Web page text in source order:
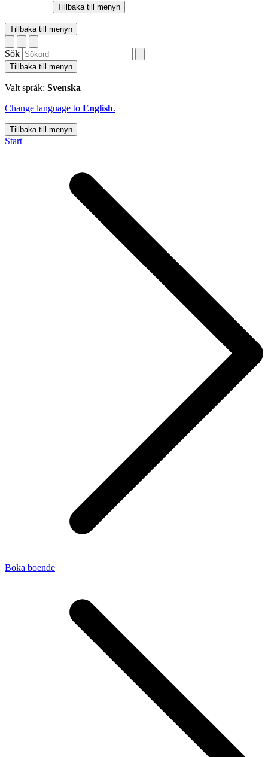
Tillbaka till menyn
Tillbaka till menyn
Sök
Tillbaka till menyn
Valt språk: Svenska
Change language to English.
Tillbaka till menyn
Start
Boka boende